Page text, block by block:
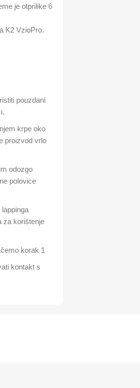
je otprilike 6
K2 VzioPro.
pouzdani
krpe oko
proizvod vrlo
odozgo
polovice
za korištenje
korak 1
kontakt s